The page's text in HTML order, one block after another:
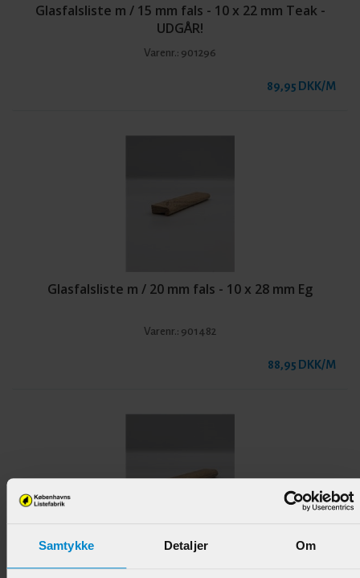
Samtykke Detaljer Om
Glasfalsliste m / 15 mm fals - 10 x 22 mm Teak -
UDGÅR!
Varenr.: 901296
89,95 DKK/M
Glasfalsliste m / 20 mm fals - 10 x 28 mm Eg
Varenr.: 901482
88,95 DKK/M
Glasfalsliste m / 15 mm fals - 10 x 22 mm Eg